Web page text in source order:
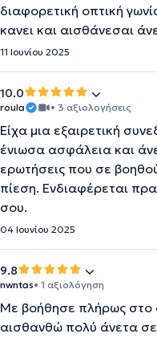
διαφορετική οπτική
κανει και αισθάνεσαι
11 Ιουνίου 2025
10.0
roula • 3 αξιολογήσεις
Είχα μια εξαιρετική
ένιωσα ασφάλεια και
ερωτήσεις που σε
πίεση. Ενδιαφέρεται
σου.
04 Ιουνίου 2025
9.8
nwntas• 1 αξιολόγηση
Με βοήθησε πλήρως στο
αισθανθώ πολύ άνετα